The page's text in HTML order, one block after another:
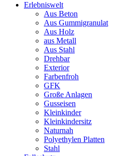
Erlebniswelt
Aus Beton
Aus Gummigranulat
Aus Holz
aus Metall
Aus Stahl
Drehbar
Exterior
Farbenfroh
GFK
Große Anlagen
Gusseisen
Kleinkinder
Kleinkindersitz
Naturnah
Polyethylen Platten
Stahl